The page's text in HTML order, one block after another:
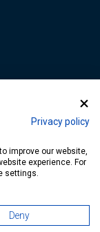
Privacy policy
improve our website,
experience. For
settings.
Deny